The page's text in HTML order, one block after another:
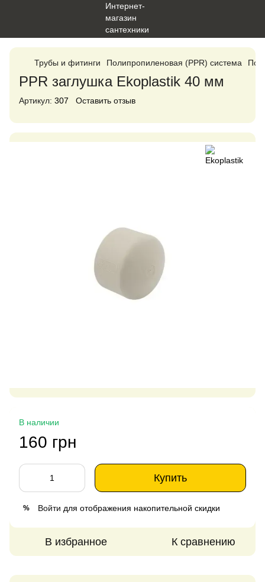
Трубы и фитинги Полипропиленовая (PPR) система
PPR заглушка Ekoplastik 40 мм
Артикул: 307 Оставить отзыв
В наличии
160 грн
Купить
% Войти для отображения накопительной скидки
В избранное К сравнению